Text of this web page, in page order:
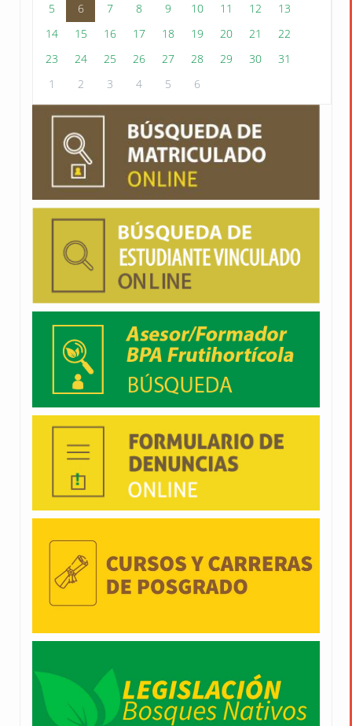
5
6 7 8 9 10 11 12
13
14
15 16 17 18 19 20 21
22
23
24 25 26 27 28 29 30
31
1
2 3 4 5 6